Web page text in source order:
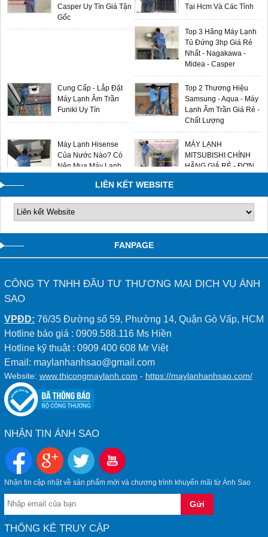
Casper Uy Tín Giá Tận
Gốc
Tại Hcm Và Các Tỉnh
Top 3 Hãng Máy Lạnh
Tủ Đứng 3hp Giá Rẻ
Nhất - Nagakawa -
Midea - Casper
Cung Cấp - Lắp Đặt
Máy Lạnh Âm Trần
Funiki Uy Tín
Top 2 Thương Hiệu
Samsung - Aqua - Máy
Lạnh Âm Trần Giá Rẻ -
Chất Lượng
Máy Lạnh Hisense
Của Nước Nào? Có
Nên Mua Máy Lạnh
MÁY LẠNH
MITSUBISHI CHÍNH
HÃNG GIÁ RẺ - ĐƠN
0909588116
LIÊN KẾT WEBSITE
FANPAGE
CÔNG TY TNHH ĐẦU TƯ THƯƠNG MẠI DỊCH VỤ ÁNH
SAO
VPĐD: 76/35 Đường số 59, Phường 14, Quận Gò Vấp, HCM
Hotline báo giá : 0909.588.116 Ms Hiền
Hotline kỹ thuật : 0909 400 608 Mr Việt
Email: maylanhanhsao@gmail.com
Website: www.thicongmaylanh.com - https://maylanhanhsao.com/
NHẬN TIN ÁNH SAO
Nhận tin cập nhật về sản phẩm mới và chương trình khuyến mãi từ Ánh Sao
THỐNG KÊ TRUY CẬP